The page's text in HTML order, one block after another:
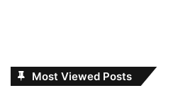
Most Viewed Posts